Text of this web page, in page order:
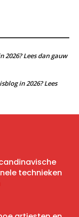
2026? Lees dan gauw
in 2026? Lees
technieken